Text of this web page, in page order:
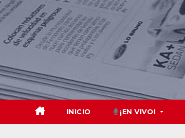
Skip
to
content
INICIO ¡EN VIVO!